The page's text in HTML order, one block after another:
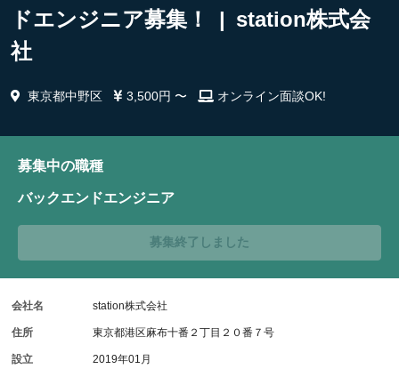
ドエンジニア募集！ | station株式会
社
東京都中野区 3,500円 〜 オンライン面談OK!
募集中の職種
バックエンドエンジニア
募集終了しました
会社名 station株式会社
住所 東京都港区麻布十番２丁目２０番７号
設立 2019年01月